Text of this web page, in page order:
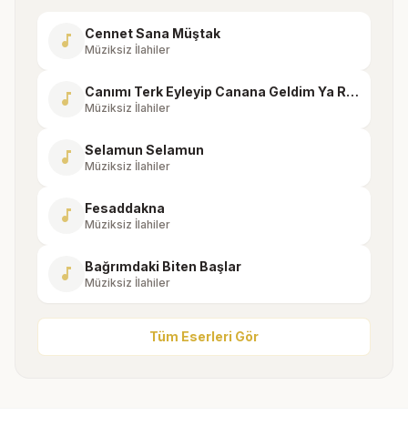
music_note Cennet Sana Müştak
Müziksiz İlahiler
music_note Canımı Terk Eyleyip Canana Geldim Ya Rasul
Müziksiz İlahiler
music_note Selamun Selamun
Müziksiz İlahiler
music_note Fesaddakna
Müziksiz İlahiler
music_note Bağrımdaki Biten Başlar
Müziksiz İlahiler
Tüm Eserleri Gör